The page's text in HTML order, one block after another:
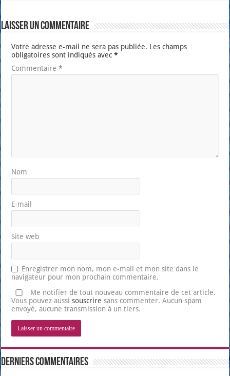
Laisser un commentaire
Votre adresse e-mail ne sera pas publiée. Les champs
obligatoires sont indiqués avec*
Commentaire*
Nom
E-mail
Site web
Enregistrer mon nom, mon e-mail et mon site dans le
navigateur pour mon prochain commentaire.
Me notifier de tout nouveau commentaire de cet article.
Vous pouvez aussisouscrire sans commenter. Aucun spam
envoyé, aucune transmission à un tiers.
Derniers Commentaires